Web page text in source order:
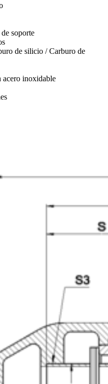
soporte
de silicio / Carburo de
acero inoxidable